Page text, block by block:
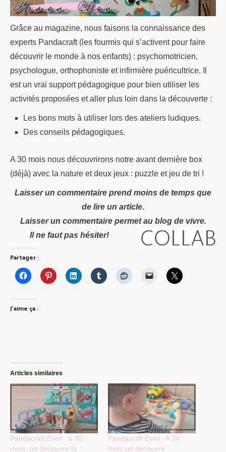
Grâce au magazine, nous faisons la connaissance des
experts Pandacraft (les fourmis qui s’activent pour faire
découvrir le monde à nos enfants) : psychomotricien,
psychologue, orthophoniste et infirmière puéricultrice. Il
est un vrai support pédagogique pour bien utiliser les
activités proposées et aller plus loin dans la découverte :
Les bons mots à utiliser lors des ateliers ludiques.
Des conseils pédagogiques.
A 30 mois nous découvrirons notre avant dernière box
(déjà) avec la nature et deux jeux : puzzle et jeu de tri !
Laisser un commentaire prend moins de temps que
de lire un article.
Laisser un commentaire permet au blog de vivre.
Il ne faut pas hésiter!
Partager :
J’aime ça :
Articles similaires
Pandacraft Éveil : à 30
mois, on découvre la
Pandacraft Éveil : A 24
mois on découvre